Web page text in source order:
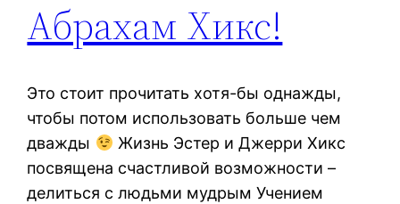
Абрахам Хикс!
Это стоит прочитать хотя-бы однажды,
чтобы потом использовать больше чем
дважды
Жизнь Эстер и Джерри Хикс
посвящена счастливой возможности –
делиться с людьми мудрым Учением